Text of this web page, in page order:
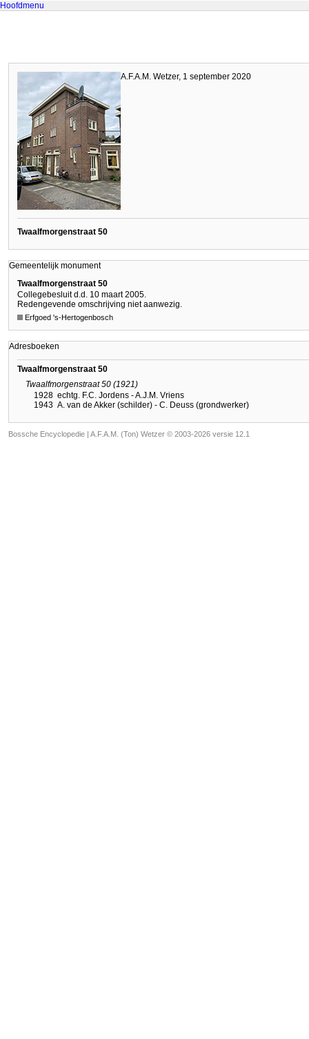
Hoofdmenu
A.F.A.M. Wetzer, 1 september 2020
Twaalfmorgenstraat 50
Gemeentelijk monument
Twaalfmorgenstraat 50
Collegebesluit d.d. 10 maart 2005.
Redengevende omschrijving niet aanwezig.
Erfgoed 's-Hertogenbosch
Adresboeken
Twaalfmorgenstraat 50
Twaalfmorgenstraat 50 (1921)
1928 echtg. F.C. Jordens - A.J.M. Vriens
1943 A. van de Akker (schilder) - C. Deuss (grondwerker)
Bossche Encyclopedie | A.F.A.M. (Ton) Wetzer © 2003-2026 versie 12.1